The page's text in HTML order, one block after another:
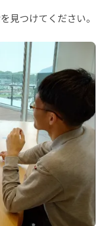
見つけてください。